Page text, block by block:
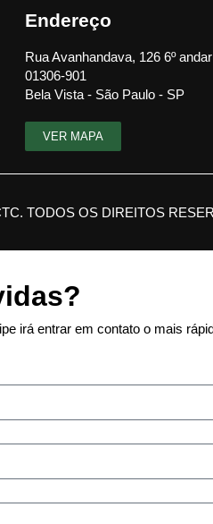
Endereço
Rua Avanhandava, 126 6º
01306-901
Bela Vista - São Paulo - SP
VER MAPA
TODOS OS DIREITOS
irá entrar em contato o mais